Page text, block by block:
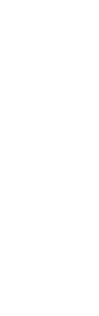
dall'anno
certezza
salute -
della sfera
regionale
principi
convertito,
n. 135, art.
comma